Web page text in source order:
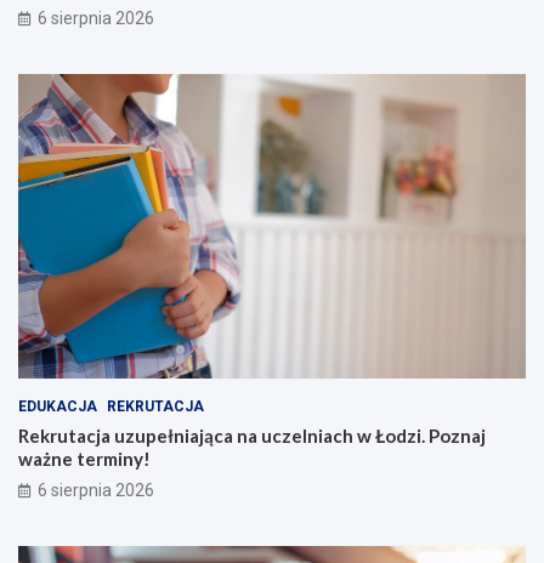
6 sierpnia 2026
EDUKACJA REKRUTACJA
Rekrutacja uzupełniająca na uczelniach w Łodzi. Poznaj
ważne terminy!
6 sierpnia 2026